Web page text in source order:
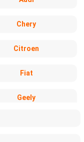
Chery
Citroen
Fiat
Geely